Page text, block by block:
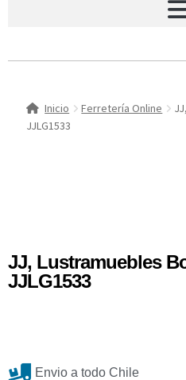
Inicio Ferretería Online
JJLG1533
JJ, Lustramuebles
JJLG1533
Envio a todo Chile